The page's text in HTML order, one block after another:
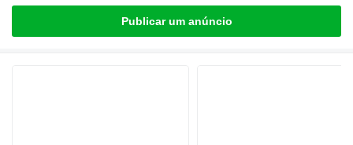
Publicar um anúncio